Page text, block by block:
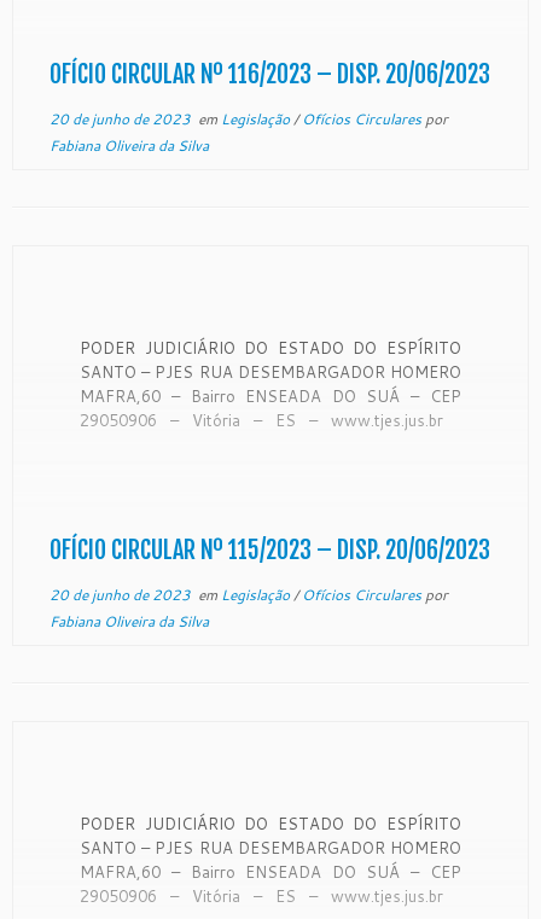
OFÍCIO CIRCULAR Nº 116/2023 – DISP. 20/06/2023
20 de junho de 2023em Legislação/Ofícios Circularespor
Fabiana Oliveira da Silva
PODER JUDICIÁRIO DO ESTADO DO ESPÍRITO
SANTO – PJES RUA DESEMBARGADOR HOMERO
MAFRA,60 – Bairro ENSEADA DO SUÁ – CEP
29050906 – Vitória – ES – www.tjes.jus.br
OFÍCIO CIRCULAR Nº 115/2023 – DISP. 20/06/2023
20 de junho de 2023em Legislação/Ofícios Circularespor
Fabiana Oliveira da Silva
PODER JUDICIÁRIO DO ESTADO DO ESPÍRITO
SANTO – PJES RUA DESEMBARGADOR HOMERO
MAFRA,60 – Bairro ENSEADA DO SUÁ – CEP
29050906 – Vitória – ES – www.tjes.jus.br